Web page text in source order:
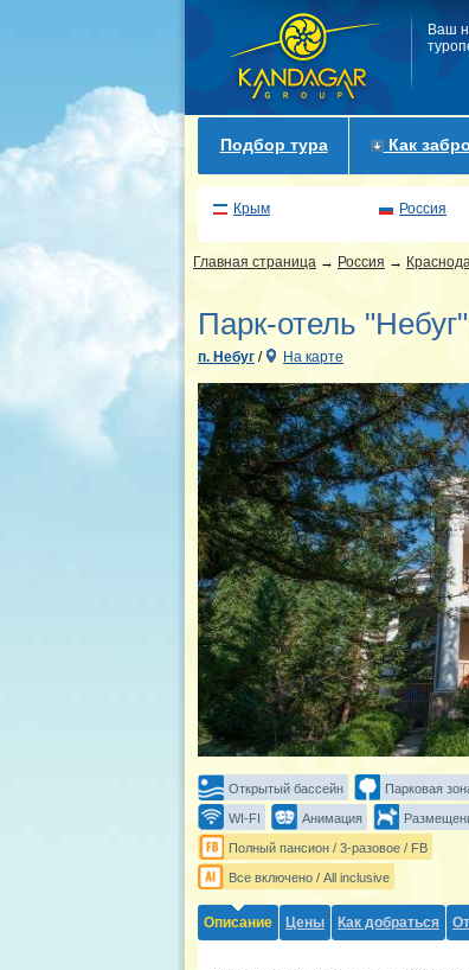
Ваш
Подбор тура Как
Крым Россия
Главная страница → Россия →
Парк-отель
п. Небуг / На карте
Открытый бассейн Парковая
WI-FI Анимация
Полный пансион / 3-разовое / FB
Все включено / All inclusive
Описание Цены Как добраться